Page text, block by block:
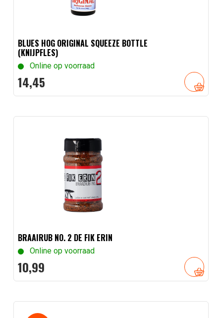
BLUES HOG ORIGINAL SQUEEZE BOTTLE
(KNIJPFLES)
Online op voorraad
14,45
BRAAIRUB NO. 2 DE FIK ERIN
Online op voorraad
10,99